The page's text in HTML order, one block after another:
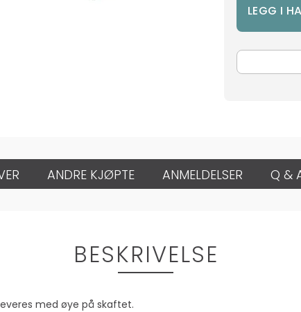
ANDRE KJØPTE ANMELDELSER Q &
BESKRIVELSE
med øye på skaftet.